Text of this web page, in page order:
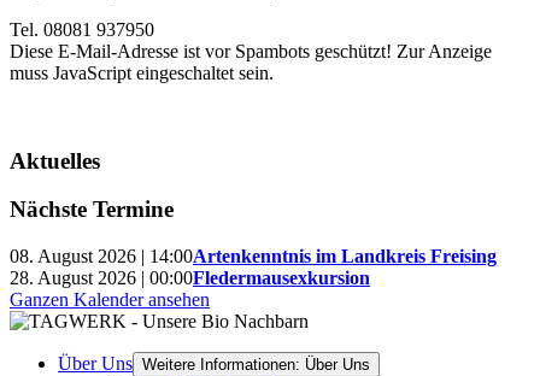
Tel. 08081 937950
Diese E-Mail-Adresse ist vor Spambots geschützt! Zur Anzeige
muss JavaScript eingeschaltet sein.
Aktuelles
Nächste Termine
08. August 2026 | 14:00Artenkenntnis im Landkreis Freising
28. August 2026 | 00:00Fledermausexkursion
Ganzen Kalender ansehen
Über Uns Weitere Informationen: Über Uns